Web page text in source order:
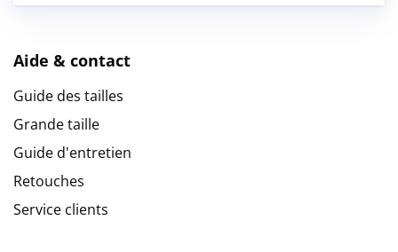
Aide & contact
Guide des tailles
Grande taille
Guide d'entretien
Retouches
Service clients